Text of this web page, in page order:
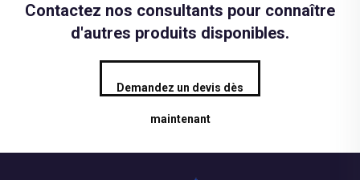
Contactez nos consultants pour connaître
d'autres produits disponibles.
Demandez un devis dès
maintenant